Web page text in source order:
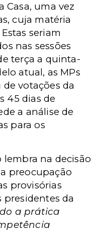
Casa, uma vez
cuja matéria
seriam
nas sessões
terça a quinta-
atual, as MPs
votações da
45 dias de
a análise de
para os
lembra na decisão
preocupação
provisórias
presidentes da
a prática